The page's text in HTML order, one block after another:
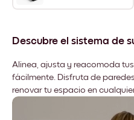
Descubre el sistema de
Alinea, ajusta y reacomoda
fácilmente. Disfruta de
renovar tu espacio en